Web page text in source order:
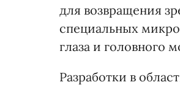
для возвращения
специальных
глаза и головного
Разработки в